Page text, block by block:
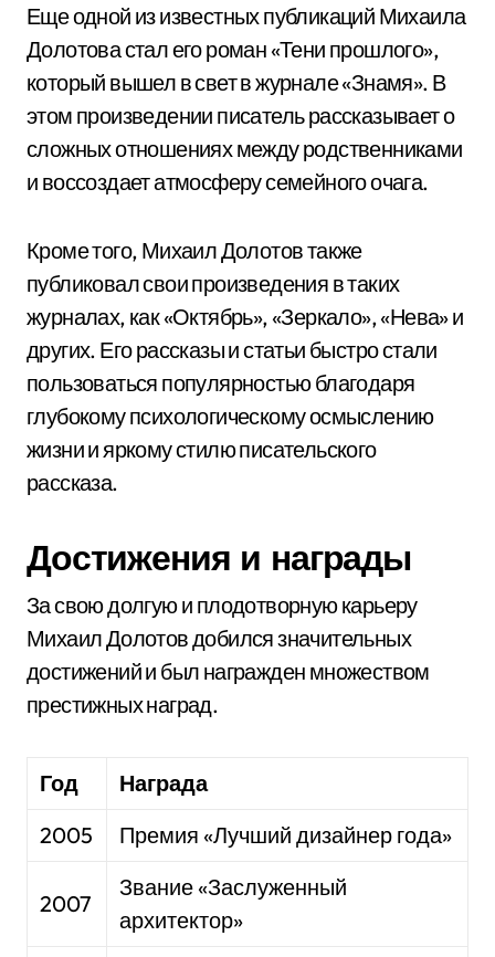
Еще одной из известных публикаций Михаила
Долотова стал его роман «Тени прошлого»,
который вышел в свет в журнале «Знамя». В
этом произведении писатель рассказывает о
сложных отношениях между родственниками
и воссоздает атмосферу семейного очага.
Кроме того, Михаил Долотов также
публиковал свои произведения в таких
журналах, как «Октябрь», «Зеркало», «Нева» и
других. Его рассказы и статьи быстро стали
пользоваться популярностью благодаря
глубокому психологическому осмыслению
жизни и яркому стилю писательского
рассказа.
Достижения и награды
За свою долгую и плодотворную карьеру
Михаил Долотов добился значительных
достижений и был награжден множеством
престижных наград.
Год
Награда
2005
Премия «Лучший дизайнер года»
2007
Звание «Заслуженный
архитектор»